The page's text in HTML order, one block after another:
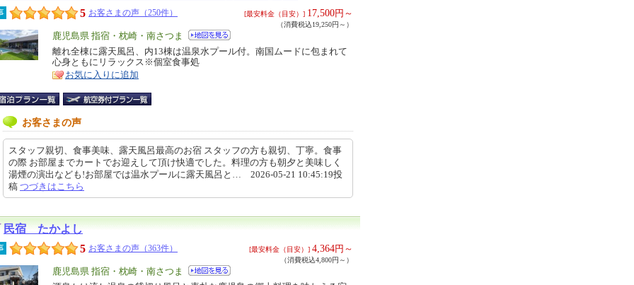
5 お客さまの声（250件） [最安料金（目安）] 17,500円～
（消費税込19,250円～）
エ
リ
ア
鹿児島県 指宿・枕崎・南さつま
特
徴
離れ全棟に露天風呂、内13棟は温泉水プール付。南国ムードに包まれて
心身ともにリラックス※個室食事処
お気に入りに追加
お客さまの声
スタッフ親切、食事美味、露天風呂最高のお宿 スタッフの方も親切、丁寧。食事
の際 お部屋までカートでお迎えして頂け快適でした。料理の方も朝夕と美味しく
湯煙の演出なども!お部屋では温水プールに露天風呂と… 2026-05-21 10:45:19投
稿 つづきはこちら
民宿 たかよし
5 お客さまの声（363件） [最安料金（目安）] 4,364円～
（消費税込4,800円～）
エ
鹿児島県 指宿・枕崎・南さつま